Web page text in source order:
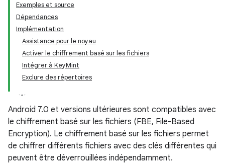
Exemples et source
Dépendances
Implémentation
Assistance pour le noyau
Activer le chiffrement basé sur les fichiers
Intégrer à KeyMint
Exclure des répertoires
Android 7.0 et versions ultérieures sont compatibles avec
le chiffrement basé sur les fichiers (FBE, File-Based
Encryption). Le chiffrement basé sur les fichiers permet
de chiffrer différents fichiers avec des clés différentes qui
peuvent être déverrouillées indépendamment.